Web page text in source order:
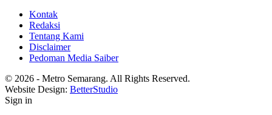
Kontak
Redaksi
Tentang Kami
Disclaimer
Pedoman Media Saiber
© 2026 - Metro Semarang. All Rights Reserved.
Website Design: BetterStudio
Sign in